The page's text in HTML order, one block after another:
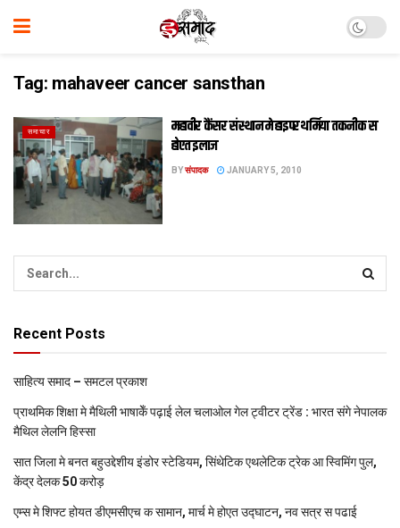
Tag: mahaveer cancer sansthan
समाचार
महावीर कैंसर संस्थान मे हाइपरथर्मिया तकनीक स
होएत इलाज
BYसंपादक JANUARY 5, 2010
Recent Posts
साहित्य समाद – समटल प्रकाश
प्राथमिक शि‍क्षा मे मैथि‍ली भाषाकेँ पढ़ाई लेल चलाओल गेल ट्वीटर ट्रेंड : भारत संगे नेपालक
मैथिल लेलनि हिस्सा
सात जिला मे बनत बहुउद्देशीय इंडोर स्‍टेडि‍यम, सिंथेटिक एथलेटिक ट्रेक आ स्विमिंग पुल,
केंद्र देलक 50 करोड़
एम्स मे शिफ्ट होयत डीएमसीएच क सामान, मार्च मे होएत उद्घाटन, नव सत्र स पढाई